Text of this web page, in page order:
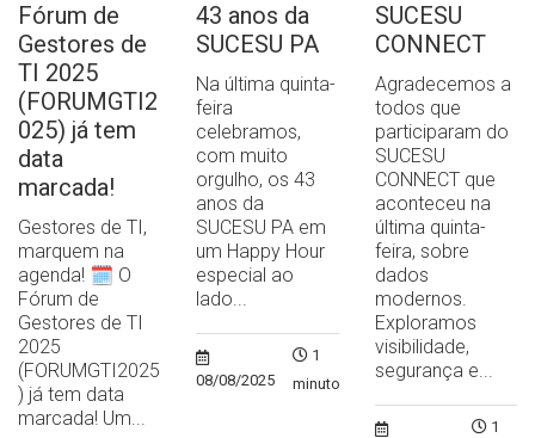
Fórum de
Gestores de
TI 2025
(FORUMGTI2
025) já tem
data
marcada!
Gestores de TI,
marquem na
agenda! 🗓️ O
Fórum de
Gestores de TI
2025
(FORUMGTI2025
) já tem data
marcada! Um...
43 anos da
SUCESU PA
Na última quinta-
feira
celebramos,
com muito
orgulho, os 43
anos da
SUCESU PA em
um Happy Hour
especial ao
lado...
08/08/2025
1
minuto
SUCESU
CONNECT
Agradecemos a
todos que
participaram do
SUCESU
CONNECT que
aconteceu na
última quinta-
feira, sobre
dados
modernos.
Exploramos
visibilidade,
segurança e...
1